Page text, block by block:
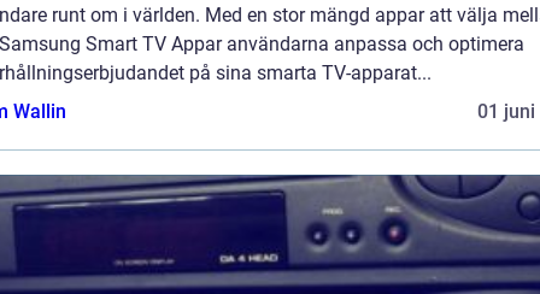
runt om i världen. Med en stor mängd appar att välja
Smart TV Appar användarna anpassa och optimera
på sina smarta TV-apparat...
Wallin
01 juni